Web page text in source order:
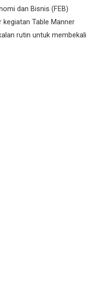
dan Bisnis (FEB)
kegiatan Table Manner
rutin untuk membekali